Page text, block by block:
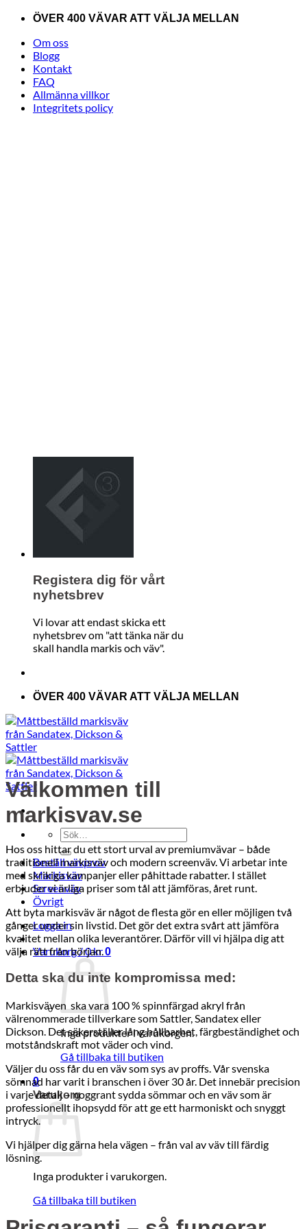
Skip
content
ÖVER 400 VÄVAR ATT VÄLJA MELLAN
Om oss
Blogg
Kontakt
FAQ
Allmänna villkor
Integritets policy
Registera dig för vårt
nyhetsbrev
Vi lovar att endast skicka ett
nyhetsbrev om "att tänka när du
skall handla markis och väv".
ÖVER 400 VÄVAR ATT VÄLJA MELLAN
Sök
efter:
Beställ vävprov
Markisväv
Screenväv
Övrigt
Logga in
Varukorg /0kr0
Inga produkter i varukorgen.
Gå tillbaka till butiken
0
Varukorg
Inga produkter i varukorgen.
Gå tillbaka till butiken
Välkommen till
markisvav.se
Hos oss hittar du ett stort urval av premiumvävar – både
traditionell markisväv och modern screenväv. Vi arbetar inte
med skrikiga kampanjer eller påhittade rabatter. I stället
erbjuder vi ärliga priser som tål att jämföras, året runt.
Att byta markisväv är något de flesta gör en eller möjligen två
gånger under sin livstid. Det gör det extra svårt att jämföra
kvalitet mellan olika leverantörer. Därför vill vi hjälpa dig att
välja rätt från början.
Detta ska du inte kompromissa med:
Markisväven ska vara 100 % spinnfärgad akryl från
välrenommerade tillverkare som Sattler, Sandatex eller
Dickson. Det säkerställer lång hållbarhet, färgbeständighet och
motståndskraft mot väder och vind.
Väljer du oss får du en väv som sys av proffs. Vår svenska
sömnad har varit i branschen i över 30 år. Det innebär precision
i varje detalj – noggrant sydda sömmar och en väv som är
professionellt ihopsydd för att ge ett harmoniskt och snyggt
intryck.
Vi hjälper dig gärna hela vägen – från val av väv till färdig
lösning.